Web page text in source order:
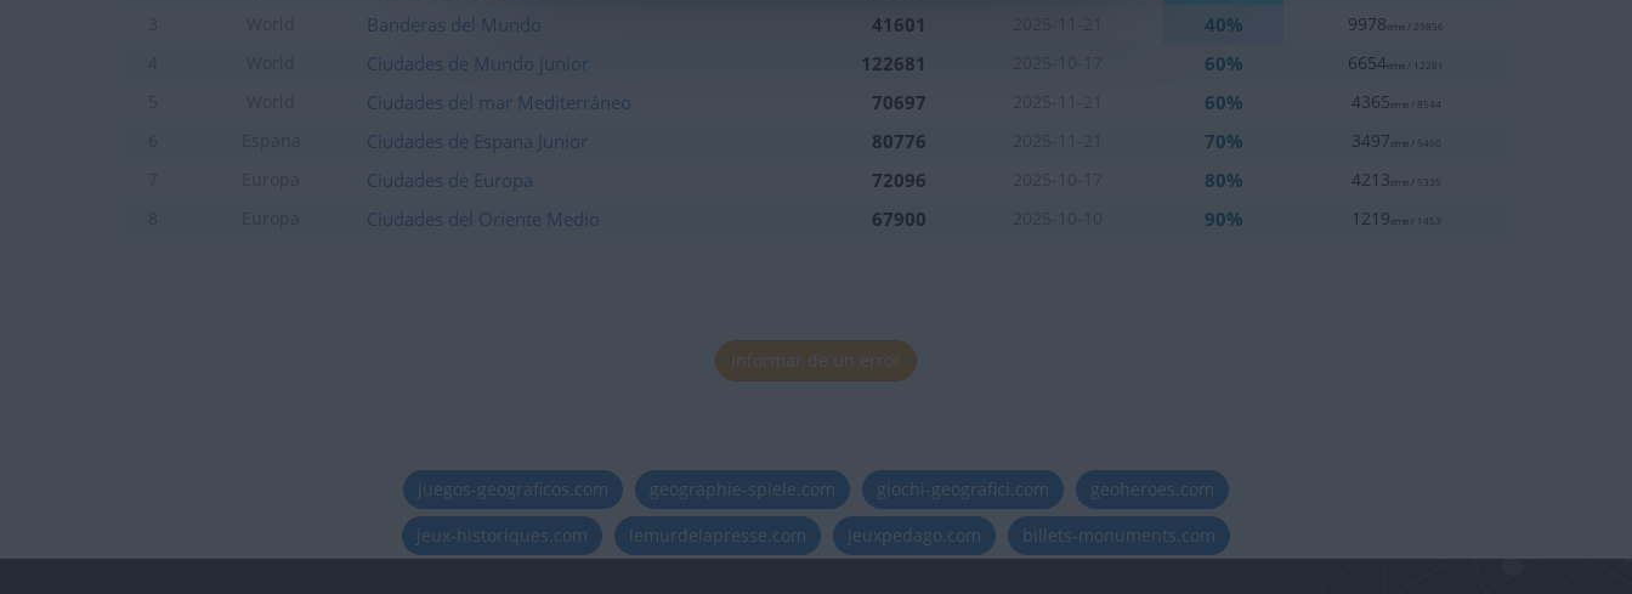
Banderas del Mundo 41601 40% 9978eme / 29856
Ciudades de Mundo junior 122681 60% 6654eme / 12281
Ciudades del mar Mediterráneo 70697 60% 4365eme / 8544
Ciudades de Espana Junior 80776 70% 3497eme / 5460
Ciudades de Europa 72096 80% 4213eme / 5335
Ciudades del Oriente Medio 67900 90% 1219eme / 1453
Informar de un error
juegos-geograficos.com geographie-spiele.com giochi-geografici.com
geoheroes.com
jeux-historiques.com
lemurdelapresse.com jeuxpedago.com billets-monuments.com